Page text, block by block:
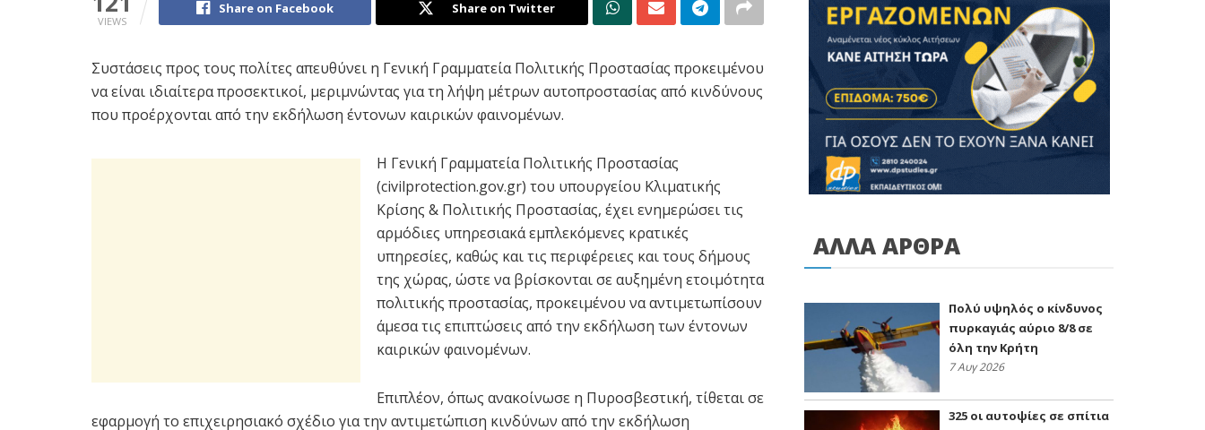
VIEWS
Share on Facebook Share on Twitter
Συστάσεις προς τους πολίτες απευθύνει η Γενική Γραμματεία Πολιτικής Προστασίας προκειμένου
να είναι ιδιαίτερα προσεκτικοί, μεριμνώντας για τη λήψη μέτρων αυτοπροστασίας από κινδύνους
που προέρχονται από την εκδήλωση έντονων καιρικών φαινομένων.
Η Γενική Γραμματεία Πολιτικής Προστασίας
(civilprotection.gov.gr) του υπουργείου Κλιματικής
Κρίσης & Πολιτικής Προστασίας, έχει ενημερώσει τις
αρμόδιες υπηρεσιακά εμπλεκόμενες κρατικές
υπηρεσίες, καθώς και τις περιφέρειες και τους δήμους
της χώρας, ώστε να βρίσκονται σε αυξημένη ετοιμότητα
πολιτικής προστασίας, προκειμένου να αντιμετωπίσουν
άμεσα τις επιπτώσεις από την εκδήλωση των έντονων
καιρικών φαινομένων.
Επιπλέον, όπως ανακοίνωσε η Πυροσβεστική, τίθεται σε
εφαρμογή το επιχειρησιακό σχέδιο για την αντιμετώπιση κινδύνων από την εκδήλωση
ΑΛΛΑ ΑΡΘΡΑ
Πολύ υψηλός ο κίνδυνος
πυρκαγιάς αύριο 8/8 σε
όλη την Κρήτη
7 Αυγ 2026
325 οι αυτοψίες σε σπίτια